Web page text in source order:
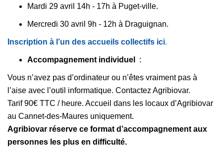
Mardi 29 avril 14h - 17h à Puget-ville.
Mercredi 30 avril 9h - 12h à Draguignan.
Inscription à l’un des accueils collectifs ici.
Accompagnement individuel :
Vous n’avez pas d’ordinateur ou n’êtes vraiment pas à
l’aise avec l’outil informatique. Contactez Agribiovar.
Tarif 90€ TTC / heure. Accueil dans les locaux d’Agribiovar
au Cannet-des-Maures uniquement.
Agribiovar réserve ce format d’accompagnement aux
personnes les plus en difficulté.